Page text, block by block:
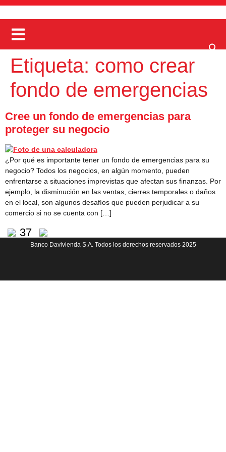
Etiqueta: como crear
fondo de emergencias
Cree un fondo de emergencias para
proteger su negocio
¿Por qué es importante tener un fondo de emergencias para su
negocio? Todos los negocios, en algún momento, pueden
enfrentarse a situaciones imprevistas que afectan sus finanzas. Por
ejemplo, la disminución en las ventas, cierres temporales o daños
en el local, son algunos desafíos que pueden perjudicar a su
comercio si no se cuenta con […]
37
Banco Davivienda S.A. Todos los derechos reservados 2025